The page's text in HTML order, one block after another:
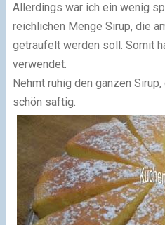
Allerdings war ich ein wenig
reichlichen Menge Sirup, die
geträufelt werden soll. Somit
verwendet.
Nehmt ruhig den ganzen
schön saftig.